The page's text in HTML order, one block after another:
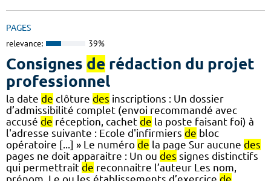
PAGES
relevance: 39%
Consignes de rédaction du projet
professionnel
la date de clôture des inscriptions : Un dossier
d’admissibilité complet (envoi recommandé avec
accusé de réception, cachet de la poste faisant foi) à
l'adresse suivante : Ecole d'infirmiers de bloc
opératoire [...] » Le numéro de la page Sur aucune des
pages ne doit apparaitre : Un ou des signes distinctifs
qui permettrait de reconnaitre l’auteur Les nom,